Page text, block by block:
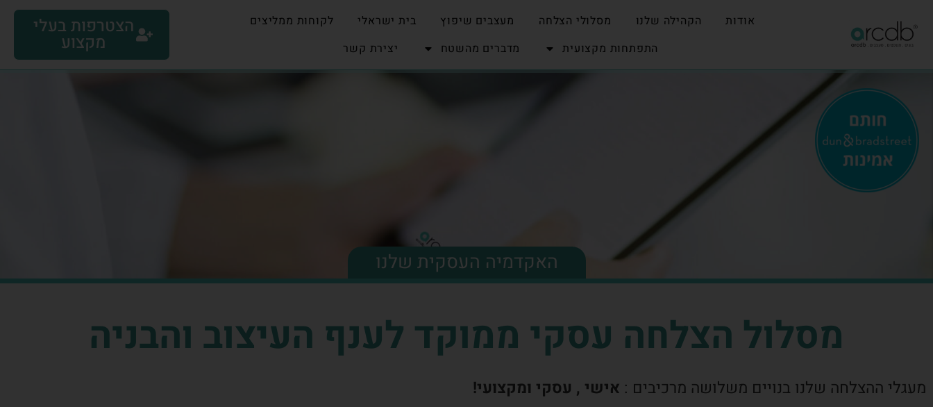
אודות הקהילה שלנו מסלולי הצלחה מעצבים שיפוץ בית ישראלי
לקוחות ממליצים
התפתחות מקצועית
מדברים מהשטח יצירת קשר
הצטרפות בעלי
מקצוע
האקדמיה העסקית שלנו
מסלול הצלחה עסקי ממוקד לענף העיצוב והבניה
מעגלי ההצלחה שלנו בנויים משלושה מרכיבים : אישי , עסקי ומקצועי!